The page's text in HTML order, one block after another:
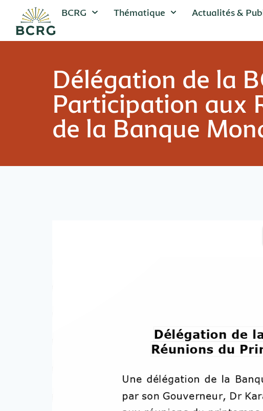
BCRG Thématique Actualités &
Délégation de la
Participation aux
de la Banque